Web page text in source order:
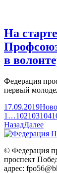
На
в
Федерация
первый
17.09.2019
1 …102103104
НазадДалее
© Федерация
проспект
адрес: